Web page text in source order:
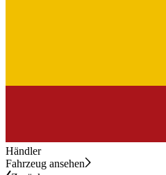
Händler
Fahrzeug ansehen